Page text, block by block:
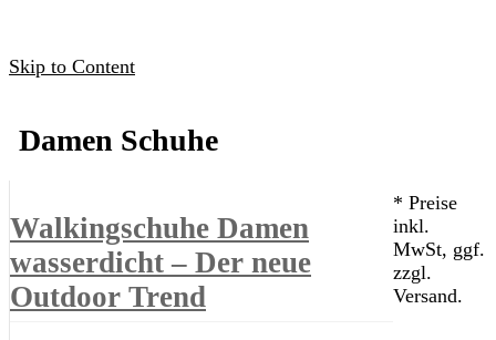
Skip to Content
Damen Schuhe
Walkingschuhe Damen
wasserdicht – Der neue
Outdoor Trend
* Preise
inkl.
MwSt, ggf.
zzgl.
Versand.